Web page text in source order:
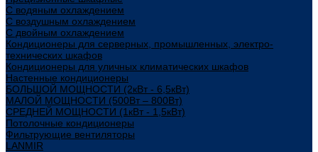
С водяным охлаждением
С воздушным охлаждением
С двойным охлаждением
Кондиционеры для серверных, промышленных, электро-
технических шкафов
Кондиционеры для уличных климатических шкафов
Настенные кондиционеры
БОЛЬШОЙ МОЩНОСТИ (2кВт - 6,5кВт)
МАЛОЙ МОЩНОСТИ (500Вт – 800Вт)
СРЕДНЕЙ МОЩНОСТИ (1кВт - 1,5кВт)
Потолочные кондиционеры
Фильтрующие вентиляторы
LANMIR